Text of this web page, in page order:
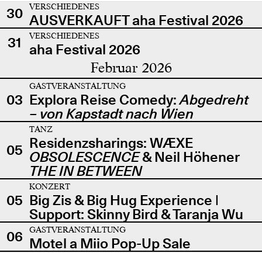
30
VERSCHIEDENES
AUSVERKAUFT aha Festival 2026
31
VERSCHIEDENES
aha Festival 2026
Februar 2026
03
GASTVERANSTALTUNG
Explora Reise Comedy:Abgedreht
– von Kapstadt nach Wien
05
TANZ
Residenzsharings: WÆXE
OBSOLESCENCE& Neil Höhener
THE IN BETWEEN
05
KONZERT
Big Zis & Big Hug Experience |
Support: Skinny Bird & Taranja Wu
06
GASTVERANSTALTUNG
Motel a Miio Pop-Up Sale